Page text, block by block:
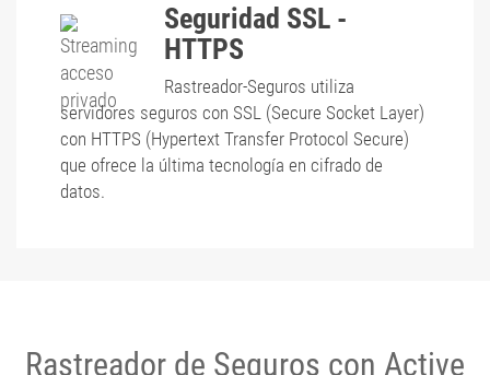
Seguridad SSL -
HTTPS
Rastreador-Seguros utiliza
servidores seguros con SSL (Secure Socket Layer)
con HTTPS (Hypertext Transfer Protocol Secure)
que ofrece la última tecnología en cifrado de
datos.
Rastreador de Seguros con Active